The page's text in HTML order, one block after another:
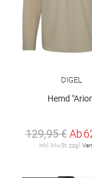
DIGEL
Hemd
129,95 € Ab
inkl. MwSt. zzgl.